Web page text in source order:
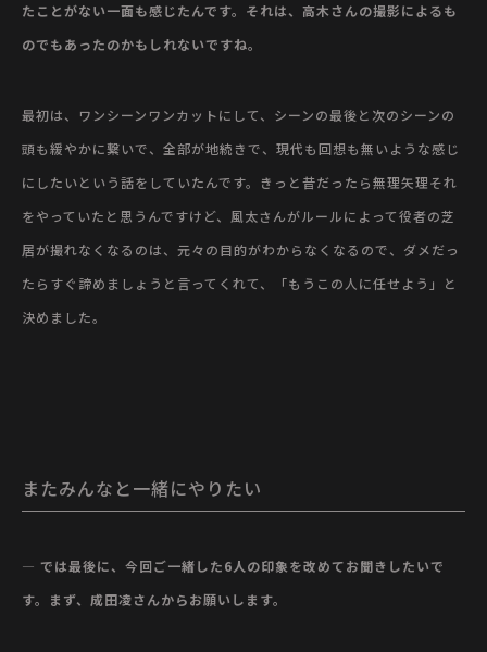
たことがない一面も感じたんです。それは、高木さんの撮影によるも
のでもあったのかもしれないですね。
最初は、ワンシーンワンカットにして、シーンの最後と次のシーンの
頭も緩やかに繋いで、全部が地続きで、現代も回想も無いような感じ
にしたいという話をしていたんです。きっと昔だったら無理矢理それ
をやっていたと思うんですけど、風太さんがルールによって役者の芝
居が撮れなくなるのは、元々の目的がわからなくなるので、ダメだっ
たらすぐ諦めましょうと言ってくれて、「もうこの人に任せよう」と
決めました。
またみんなと一緒にやりたい
— では最後に、今回ご一緒した6人の印象を改めてお聞きしたいで
す。まず、成田凌さんからお願いします。